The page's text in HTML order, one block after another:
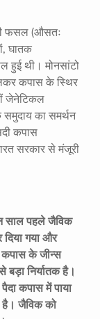
फसल (औसतः
घातक
हुई थी। मोनसांटो
कपास के स्थिर
जेनेटिकल
समुदाय का समर्थन
कपास
सरकार से मंजूरी
साल पहले जैविक
दिया गया और
कपास के जीन्स
निर्यातक है।
कपास में पाया
है। जैविक को